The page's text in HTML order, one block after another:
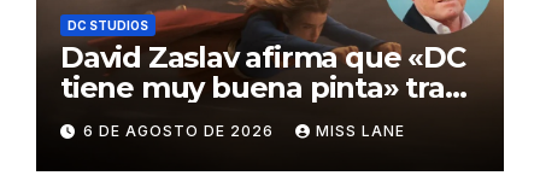
DC STUDIOS
David Zaslav afirma que «DC
tiene muy buena pinta» tras
el fracaso de «Supergirl»
6 DE AGOSTO DE 2026 MISS LANE